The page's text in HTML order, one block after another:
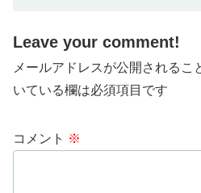
Leave your comment!
メールアドレスが公開されるこ
いている欄は必須項目です
コメント ※